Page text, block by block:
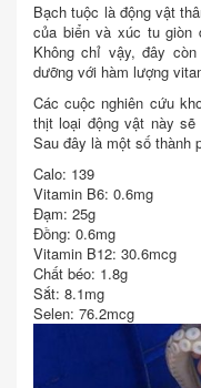
Bạch tuộc là động vật
của biển và xúc tu giòn
Không chỉ vậy, đây
dưỡng với hàm lượng
Các cuộc nghiên cứu
thịt loại động vật này
Sau đây là một số thành
Calo: 139
Vitamin B6: 0.6mg
Đạm: 25g
Đồng: 0.6mg
Vitamin B12: 30.6mcg
Chất béo: 1.8g
Sắt: 8.1mg
Selen: 76.2mcg